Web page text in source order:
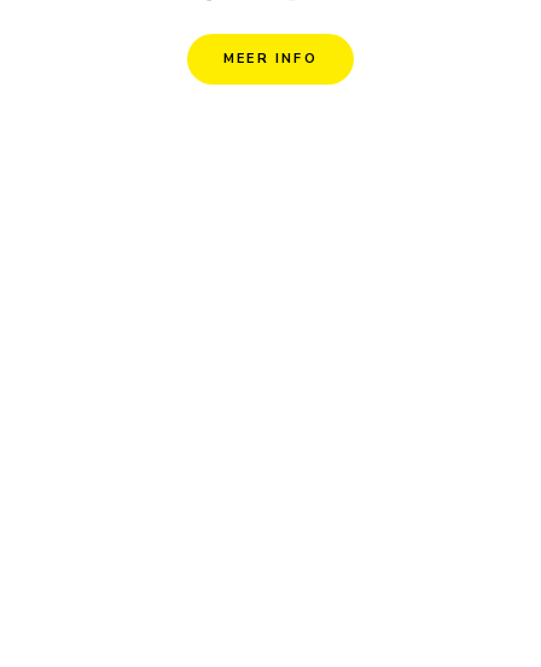
MEER INFO